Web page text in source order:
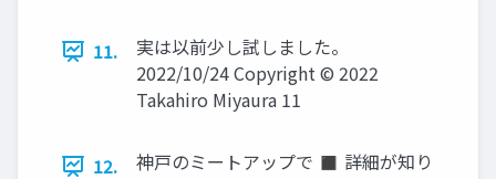
11.
実は以前少し試しました。
2022/10/24 Copyright © 2022
Takahiro Miyaura 11
12.
神戸のミートアップで ◼ 詳細が知り